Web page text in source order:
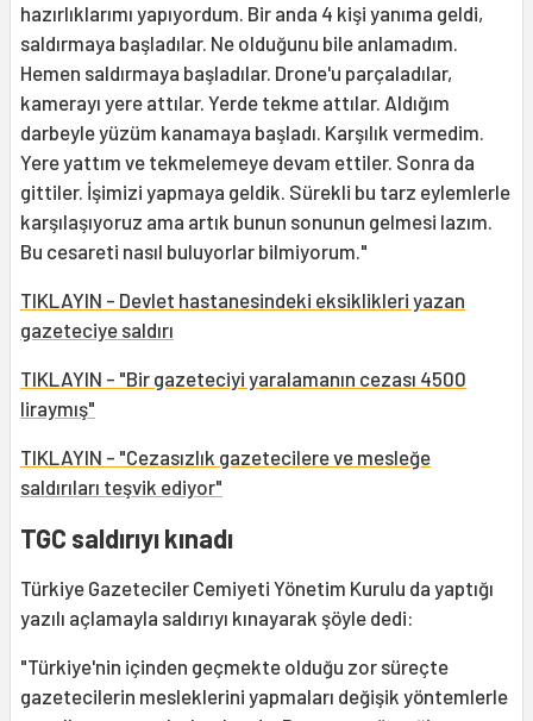
hazırlıklarımı yapıyordum. Bir anda 4 kişi yanıma geldi,
saldırmaya başladılar. Ne olduğunu bile anlamadım.
Hemen saldırmaya başladılar. Drone'u parçaladılar,
kamerayı yere attılar. Yerde tekme attılar. Aldığım
darbeyle yüzüm kanamaya başladı. Karşılık vermedim.
Yere yattım ve tekmelemeye devam ettiler. Sonra da
gittiler. İşimizi yapmaya geldik. Sürekli bu tarz eylemlerle
karşılaşıyoruz ama artık bunun sonunun gelmesi lazım.
Bu cesareti nasıl buluyorlar bilmiyorum."
TIKLAYIN - Devlet hastanesindeki eksiklikleri yazan
gazeteciye saldırı
TIKLAYIN - "Bir gazeteciyi yaralamanın cezası 4500
liraymış"
TIKLAYIN - "Cezasızlık gazetecilere ve mesleğe
saldırıları teşvik ediyor"
TGC saldırıyı kınadı
Türkiye Gazeteciler Cemiyeti Yönetim Kurulu da yaptığı
yazılı açlamayla saldırıyı kınayarak şöyle dedi:
"Türkiye'nin içinden geçmekte olduğu zor süreçte
gazetecilerin mesleklerini yapmaları değişik yöntemlerle